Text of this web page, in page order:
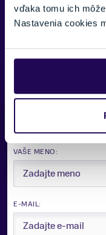
vďaka tomu ich
Nastavenia cookies
Ecodesign –
Vnútorná topánka
VAŠE MENO:
E-MAIL: